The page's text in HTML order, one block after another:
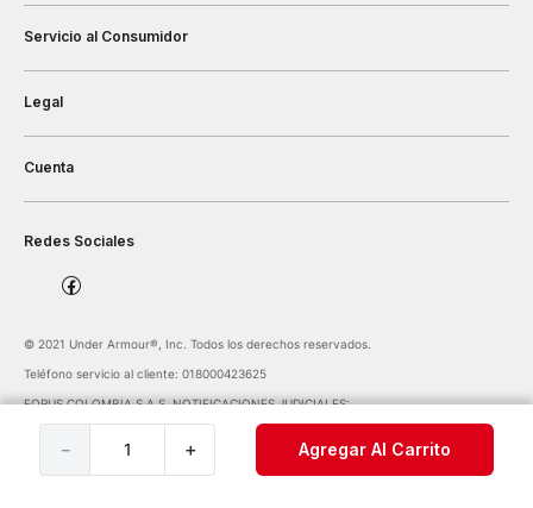
＋
－ Agregar Al Carrito
Servicio al Consumidor
Legal
Cuenta
Redes Sociales
©️ 2021 Under Armour®️, Inc. Todos los derechos reservados.
Teléfono servicio al cliente: 018000423625
FORUS COLOMBIA S.A.S. NOTIFICACIONES JUDICIALES:
notificaciones@forus.com.co
| Av. Carrera 45 Nº 108-27 BOGOTÁ COLOMBIA